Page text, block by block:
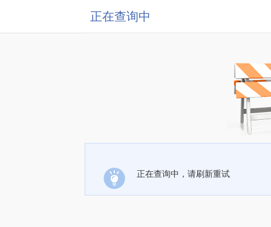
正在查询中
正在查询中，请刷新重试